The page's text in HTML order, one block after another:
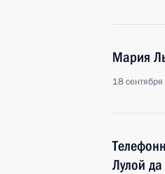
Мария
18
Лулой